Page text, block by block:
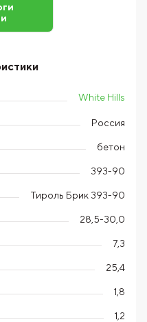
White Hills
Россия
бетон
393-90
Тироль Брик 393-90
28,5-30,0
7,3
25,4
1,8
1,2